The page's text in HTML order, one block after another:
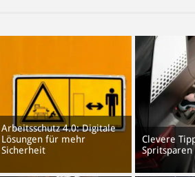
Arbeitsschutz 4.0: Digitale
Lösungen für mehr
Sicherheit
Clevere
Spritsparen